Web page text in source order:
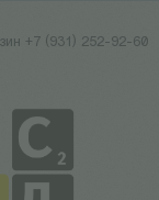
+7 (931) 252-92-60